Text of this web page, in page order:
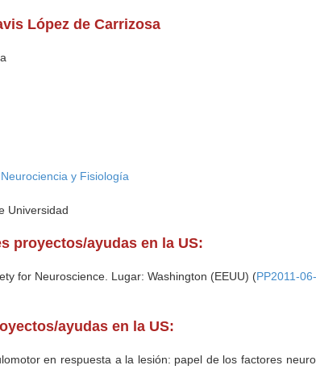
López de Carrizosa
y Fisiología
Universidad
proyectos/ayudas en la US:
for Neuroscience. Lugar: Washington (EEUU) (PP2011-
ayudas en la US:
en respuesta a la lesión: papel de los factores